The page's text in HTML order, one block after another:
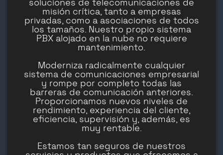
soluciones de telecomunicaciones de
misión crítica, tanto a empresas
privadas, como a asociaciones de todos
los tamaños. Nuestro propio sistema
PBX alojado en la nube no requiere
mantenimiento.
Moderniza radicalmente cualquier
sistema de comunicaciones empresarial
y rompe por completo todas las
barreras de comunicación anteriores.
Proporcionamos nuevos niveles de
rendimiento, experiencia del cliente,
eficiencia, supervisión y, además, es
muy rentable.
Estamos tan seguros de nuestros